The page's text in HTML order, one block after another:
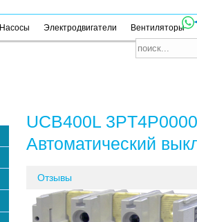
Насосы Электродвигатели Вентиляторы
UCB400L
Автоматический
Отзывы